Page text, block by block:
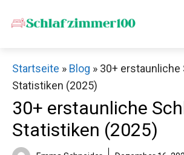
Inhalt
Startseite » Blog » 30+
Statistiken (2025)
30+ erstaunliche
Statistiken (2025)